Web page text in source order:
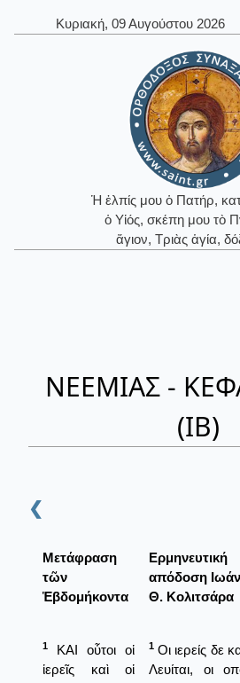
Κυριακή, 09 Αυγούστου 2026
Ἡ ἐλπίς μου ὁ Πατήρ,
ὁ Υἱός, σκέπη μου τὸ
ἅγιον, Τριὰς ἁγία,
ΝΕΕΜΙΑΣ -
(ΙΒ)
❮
Μετάφραση
τῶν
Ἑβδομήκοντα
Ερμηνευτική
απόδοση
Θ. Κολιτσάρα
1
ΚΑΙ οὗτοι οἱ
ἱερεῖς καὶ οἱ
1 Οι ιερείς δε
Λευίται, οι